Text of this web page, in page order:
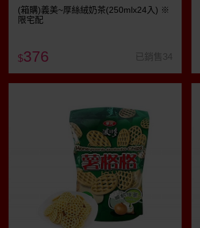
(箱購)義美~厚絲絨奶茶(250mlx24入) ※
限宅配
$376 已銷售34